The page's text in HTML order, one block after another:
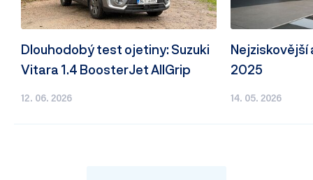
12. 06. 2026
Dlouhodobý test ojetiny: Suzuki
Vitara 1.4 BoosterJet AllGrip
14. 05. 2026
Nejziskovější
2025